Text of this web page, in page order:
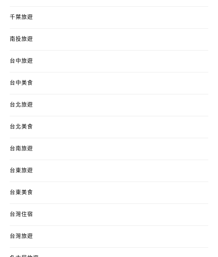
千葉旅遊
南投旅遊
台中旅遊
台中美食
台北旅遊
台北美食
台南旅遊
台東旅遊
台東美食
台灣住宿
台灣旅遊